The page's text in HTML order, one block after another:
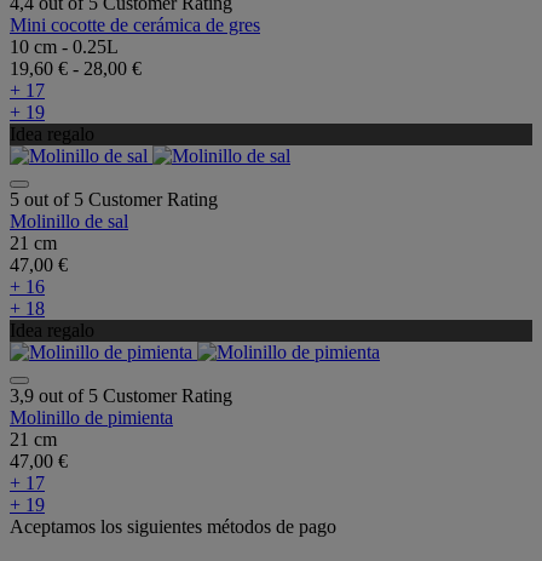
Mini cocotte de cerámica de gres
10 cm - 0.25L
19,60 € - 28,00 €
+ 17
+ 19
Idea regalo
5 out of 5 Customer Rating
Molinillo de sal
21 cm
47,00 €
+ 16
+ 18
Idea regalo
3,9 out of 5 Customer Rating
Molinillo de pimienta
21 cm
47,00 €
+ 17
+ 19
Aceptamos los siguientes métodos de pago